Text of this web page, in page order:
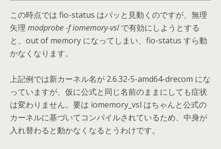
この時点では fio-status はパッと見動くのですが、無理
矢理 modprobe -f iomemory-vslで有効にしようとする
と、out of memory になってしまい、fio-status すら動
かなくなります。
上記例では新カーネル名が 2.6.32-5-amd64-drecom にな
っていますが、仮に公式と同じ名前のままにしても症状
は変わりません。要は iomemory_vsl はちゃんと公式の
カーネルに基づいてコンパイルされているため、中身が
入れ替わると動かなくなるとうわけです。